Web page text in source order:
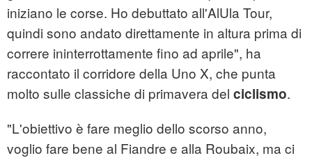
iniziano le corse. Ho debuttato all'AlUla Tour,
quindi sono andato direttamente in altura prima di
correre ininterrottamente fino ad aprile", ha
raccontato il corridore della Uno X, che punta
molto sulle classiche di primavera del ciclismo.
"L'obiettivo è fare meglio dello scorso anno,
voglio fare bene al Fiandre e alla Roubaix, ma ci